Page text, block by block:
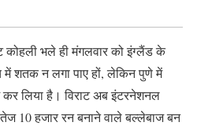
कोहली भले ही मंगलवार को इंग्लैंड के
शतक न लगा पाए हों, लेकिन पुणे में
कर लिया है। विराट अब इंटरनेशनल
10 हजार रन बनाने वाले बल्लेबाज बन